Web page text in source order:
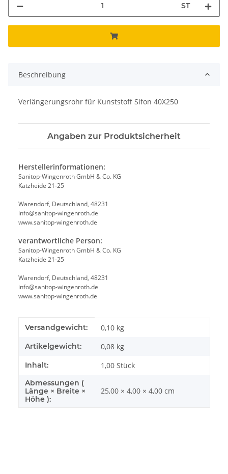
ST
Beschreibung
Verlängerungsrohr für Kunststoff Sifon 40X250
Angaben zur Produktsicherheit
Herstellerinformationen:
Sanitop-Wingenroth GmbH & Co. KG
Katzheide 21-25
Warendorf, Deutschland, 48231
info@sanitop-wingenroth.de
www.sanitop-wingenroth.de
verantwortliche Person:
Sanitop-Wingenroth GmbH & Co. KG
Katzheide 21-25
Warendorf, Deutschland, 48231
info@sanitop-wingenroth.de
www.sanitop-wingenroth.de
Produkteigenschaft
Wert
Versandgewicht: 0,10 kg
Artikelgewicht: 0,08 kg
Inhalt: 1,00 Stück
Abmessungen (
Länge × Breite ×
Höhe ):
25,00 × 4,00 × 4,00 cm